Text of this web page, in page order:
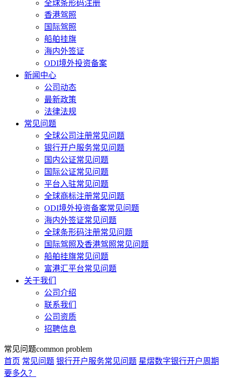
全球条形码注册
香港驾照
国际驾照
船舶挂旗
海内外签证
ODI境外投资备案
新闻中心
公司动态
最新政策
法律法规
常见问题
全球公司注册常见问题
银行开户服务常见问题
国内公证常见问题
国际公证常见问题
平台入驻常见问题
全球商标注册常见问题
ODI境外投资备案常见问题
海内外签证常见问题
全球条形码注册常见问题
国际驾照及香港驾照常见问题
船舶挂旗常见问题
富港汇平台常见问题
关于我们
公司介绍
联系我们
公司资质
招聘信息
常见问题common problem
首页 常见问题 银行开户服务常见问题 星熠数字银行开户周期
要多久？